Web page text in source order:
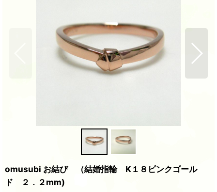
omusubi お結び （結婚指輪 K１８ピンクゴール
ド ２．２mm)